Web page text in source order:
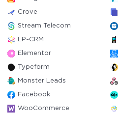
Crove
Stream Telecom
LP-CRM
Elementor
Typeform
Monster Leads
Facebook
WooCommerce